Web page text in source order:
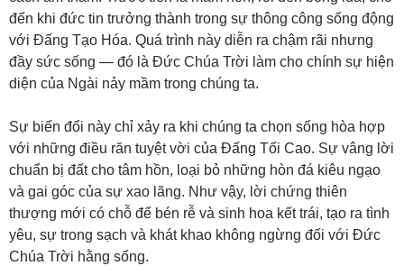
đến khi đức tin trưởng thành trong sự thông công sống động
với Đấng Tạo Hóa. Quá trình này diễn ra chậm rãi nhưng
đầy sức sống — đó là Đức Chúa Trời làm cho chính sự hiện
diện của Ngài nảy mầm trong chúng ta.
Sự biến đổi này chỉ xảy ra khi chúng ta chọn sống hòa hợp
với những điều răn tuyệt vời của Đấng Tối Cao. Sự vâng lời
chuẩn bị đất cho tâm hồn, loại bỏ những hòn đá kiêu ngạo
và gai góc của sự xao lãng. Như vậy, lời chứng thiên
thượng mới có chỗ để bén rễ và sinh hoa kết trái, tạo ra tình
yêu, sự trong sạch và khát khao không ngừng đối với Đức
Chúa Trời hằng sống.